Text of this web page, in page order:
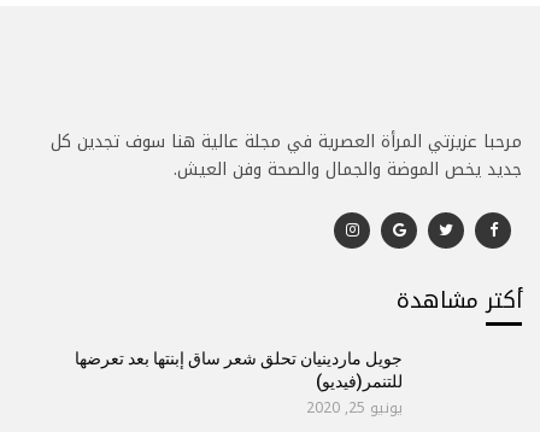
مرحبا عزيزتي المرأة العصرية في مجلة عالية هنا سوف تجدين كل
جديد يخص الموضة والجمال والصحة وفن العيش.
أكتر مشاهدة
جويل ماردينيان تحلق شعر ساق إبنتها بعد تعرضها
للتنمر(فيديو)
يونيو 25, 2020